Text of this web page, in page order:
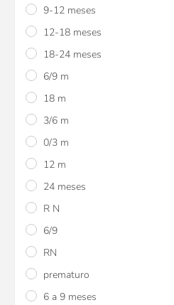
9-12 meses
12-18 meses
18-24 meses
6/9 m
18 m
3/6 m
0/3 m
12 m
24 meses
R N
6/9
RN
prematuro
6 a 9 meses